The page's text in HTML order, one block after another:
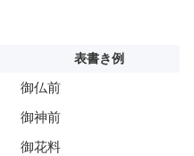
表書き例
御仏前
御神前
御花料